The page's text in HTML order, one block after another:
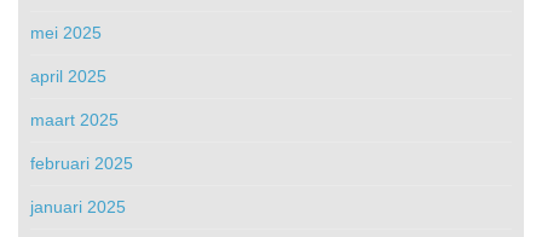
mei 2025
april 2025
maart 2025
februari 2025
januari 2025